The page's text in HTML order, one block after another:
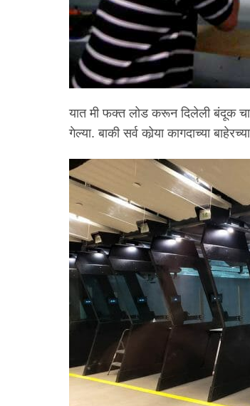
यात मी फक्त लोड करून दिलेली बंदूक
गेल्या. बाकी सर्व कोर्‍या कागदाच्या